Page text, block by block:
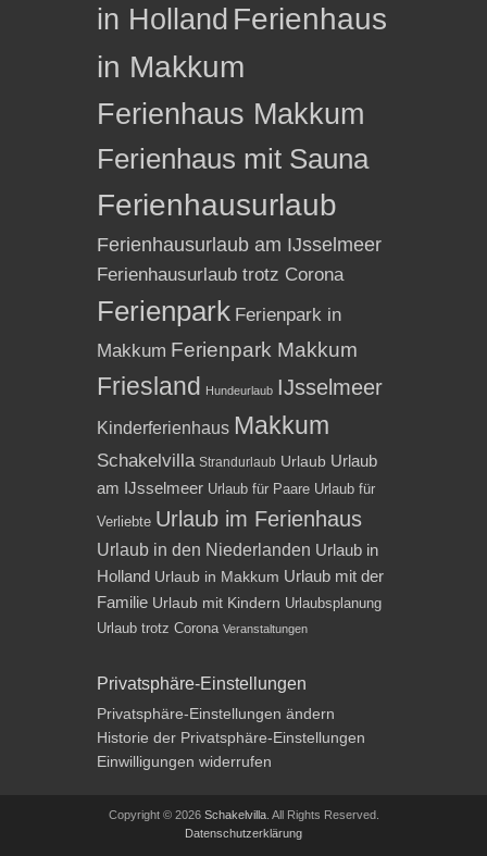
in Holland Ferienhaus
in Makkum
Ferienhaus Makkum
Ferienhaus mit Sauna
Ferienhausurlaub
Ferienhausurlaub am IJsselmeer
Ferienhausurlaub trotz Corona
Ferienpark Ferienpark in
Makkum Ferienpark Makkum
Friesland Hundeurlaub IJsselmeer
Kinderferienhaus Makkum
Schakelvilla Strandurlaub Urlaub Urlaub
am IJsselmeer Urlaub für Paare Urlaub für
Verliebte Urlaub im Ferienhaus
Urlaub in den Niederlanden Urlaub in
Holland Urlaub in Makkum Urlaub mit der
Familie Urlaub mit Kindern Urlaubsplanung
Urlaub trotz Corona Veranstaltungen
Privatsphäre-Einstellungen
Privatsphäre-Einstellungen ändern
Historie der Privatsphäre-Einstellungen
Einwilligungen widerrufen
Copyright © 2026 Schakelvilla. All Rights Reserved.
Datenschutzerklärung